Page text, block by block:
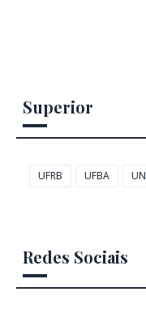
Superior
UFRB UFBA
Redes Sociais